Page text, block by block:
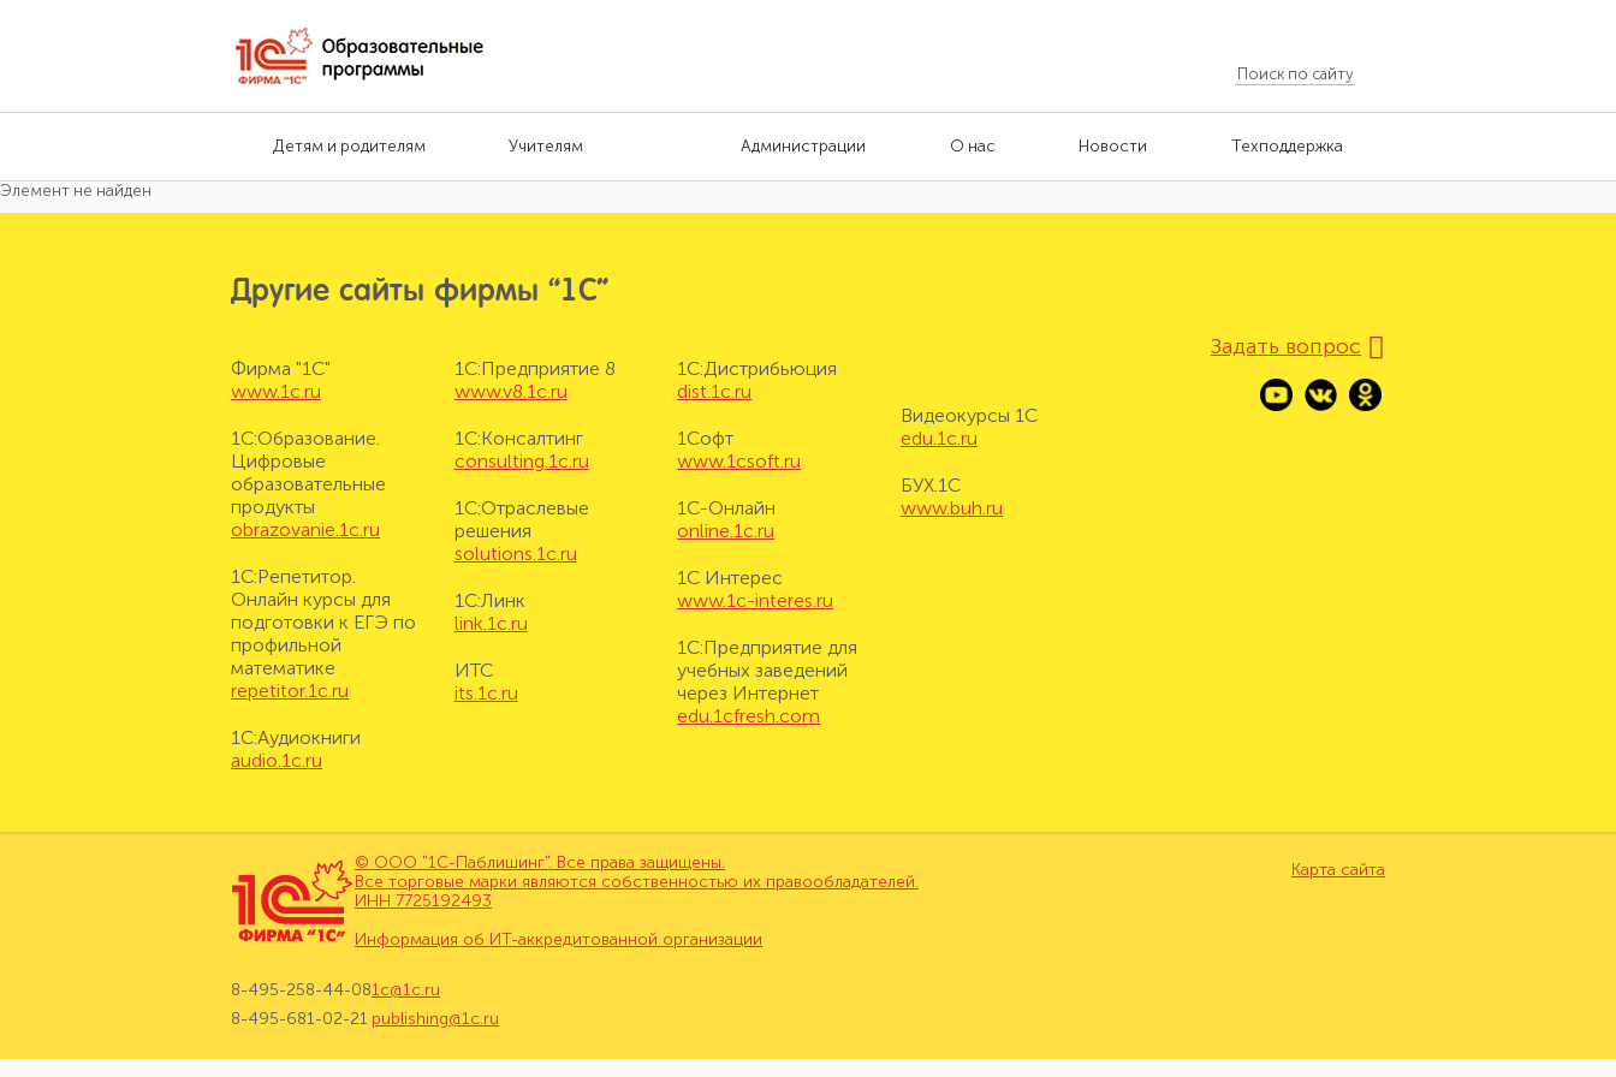
Детям и родителям Учителям Администрации О нас Новости Техподдержка
Элемент не найден
Другие сайты фирмы “1С”
Фирма "1С"
www.1c.ru
1С:Образование.
Цифровые
образовательные
продукты
obrazovanie.1c.ru
1С:Репетитор.
Онлайн курсы для
подготовки к ЕГЭ по
профильной
математике
repetitor.1c.ru
1С:Аудиокниги
audio.1c.ru
1С:Предприятие 8
www.v8.1c.ru
1С:Консалтинг
consulting.1c.ru
1С:Отраслевые
решения
solutions.1c.ru
1С:Линк
link.1c.ru
ИТС
its.1c.ru
1С:Дистрибьюция
dist.1c.ru
1Софт
www.1csoft.ru
1С-Онлайн
online.1c.ru
1С Интерес
www.1c-interes.ru
1С:Предприятие для
учебных заведений
через Интернет
edu.1cfresh.com
Видеокурсы 1С
edu.1c.ru
БУХ.1С
www.buh.ru
Задать вопрос
© ООО "1С-Паблишинг". Все права защищены.
Все торговые марки являются собственностью их правообладателей.
ИНН 7725192493
Информация об ИТ-аккредитованной организации
Карта сайта
8-495-258-44-08
8-495-681-02-21
1c@1c.ru
publishing@1c.ru